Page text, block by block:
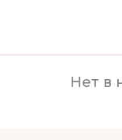
Нет в